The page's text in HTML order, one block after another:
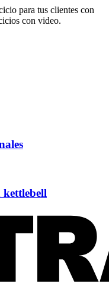
para tus clientes con
con video.